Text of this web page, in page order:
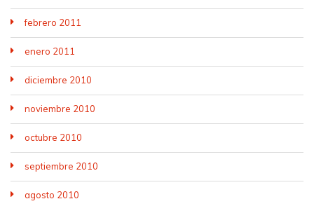
febrero 2011
enero 2011
diciembre 2010
noviembre 2010
octubre 2010
septiembre 2010
agosto 2010